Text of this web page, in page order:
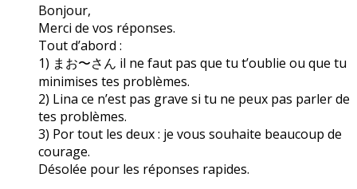
Bonjour,
Merci de vos réponses.
Tout d’abord :
1) まお〜さん il ne faut pas que tu t’oublie ou que tu
minimises tes problèmes.
2) Lina ce n’est pas grave si tu ne peux pas parler de
tes problèmes.
3) Por tout les deux : je vous souhaite beaucoup de
courage.
Désolée pour les réponses rapides.